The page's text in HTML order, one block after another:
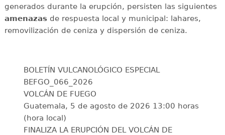
generados durante la erupción, persisten las siguientes
amenazasde respuesta local y municipal: lahares,
removilización de ceniza y dispersión de ceniza.
BOLETÍN VULCANOLÓGICO ESPECIAL
BEFGO_066_2026
VOLCÁN DE FUEGO
Guatemala, 5 de agosto de 2026 13:00 horas
(hora local)
FINALIZA LA ERUPCIÓN DEL VOLCÁN DE